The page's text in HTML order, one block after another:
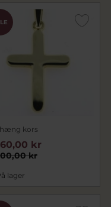
Pind J. Designs
fagudlærte
med passion
håndværk!
til dit vedhæng
kors
kr
kr
lager